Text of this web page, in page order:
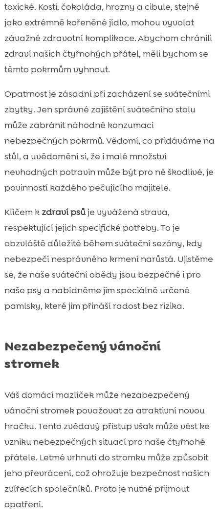
toxické. Kosti, čokoláda, hrozny a cibule, stejně
jako extrémně kořeněné jídlo, mohou vyvolat
závažné zdravotní komplikace. Abychom chránili
zdraví našich čtyřnohých přátel, měli bychom se
těmto pokrmům vyhnout.
Opatrnost je zásadní při zacházení se svátečními
zbytky. Jen správné zajištění svátečního stolu
může zabránit náhodné konzumaci
nebezpečných pokrmů. Vědomí, co přidáváme na
stůl, a uvědomění si, že i malé množství
nevhodných potravin může být pro ně škodlivé, je
povinností každého pečujícího majitele.
Klíčem k zdraví psůje vyvážená strava,
respektující jejich specifické potřeby. To je
obzvláště důležité během sváteční sezóny, kdy
nebezpečí nesprávného krmení narůstá. Ujistěme
se, že naše sváteční obědy jsou bezpečné i pro
naše psy a nabídněme jim speciálně určené
pamlsky, které jim přináší radost bez rizika.
Nezabezpečený vánoční
stromek
Váš domácí mazlíček může nezabezpečený
vánoční stromek považovat za atraktivní novou
hračku. Tento zvědavý přístup však může vést ke
vzniku nebezpečných situací pro naše čtyřnohé
přátele. Letmé vrhnutí do stromku může způsobit
jeho převrácení, což ohrožuje bezpečnost našich
zvířecích společníků. Proto je nutné přijmout
opatření.